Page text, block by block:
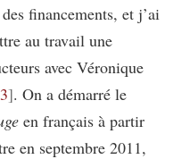
financements, et j’ai
au travail une
avec Véronique
3 . On a démarré le
en français à partir
en septembre 2011,